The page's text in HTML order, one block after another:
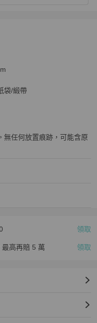
荔枝紋小 牛皮金色小香
袋/緞帶
無任何放置痕跡，可能含原
領取
最高再賠 5 萬 領取